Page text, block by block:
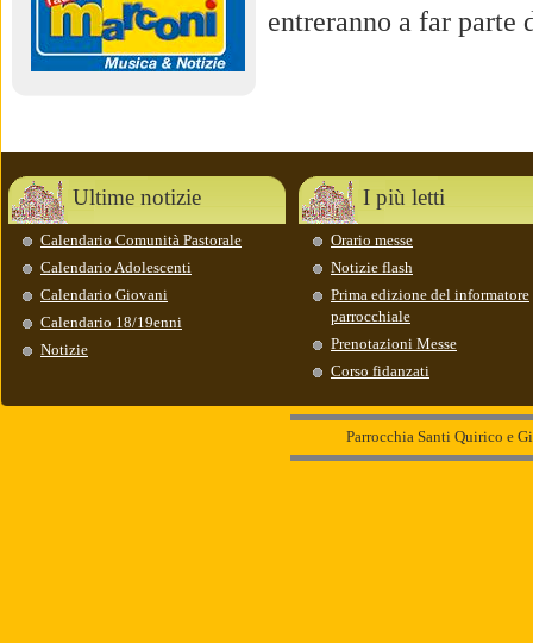
entreranno a far
Ultime notizie
Calendario Comunità Pastorale
Calendario Adolescenti
Calendario Giovani
Calendario 18/19enni
Notizie
I più letti
Orario messe
Notizie flash
Prima edizione del informatore
parrocchiale
Prenotazioni Messe
Corso fidanzati
Parrocchia Santi Quirico e